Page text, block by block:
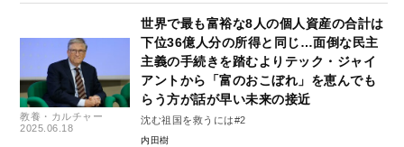
教養・カルチャー
2025.06.18
世界で最も富裕な8人の個人資産の合計は
下位36億人分の所得と同じ…面倒な民主
主義の手続きを踏むよりテック・ジャイ
アントから「富のおこぼれ」を恵んでも
らう方が話が早い未来の接近
沈む祖国を救うには#2
内田樹